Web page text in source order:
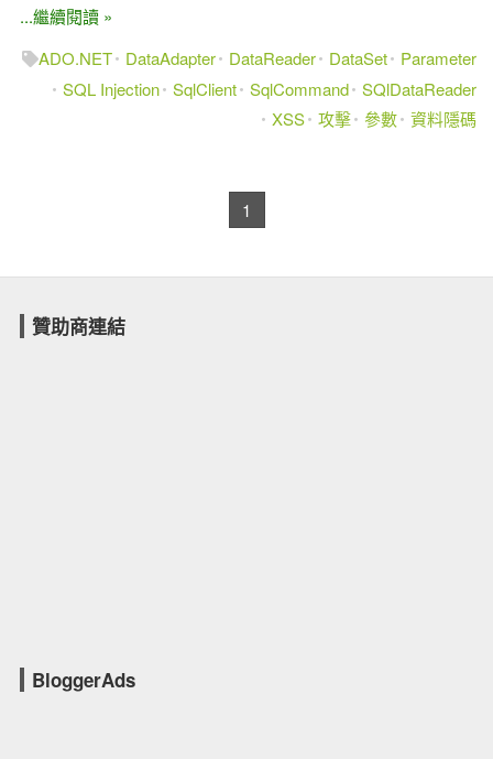
...繼續閱讀 »
ADO.NET
DataAdapter DataReader DataSet
Parameter
SQL Injection SqlClient SqlCommand SQlDataReader
XSS 攻擊 參數 資料隱碼
1
贊助商連結
BloggerAds